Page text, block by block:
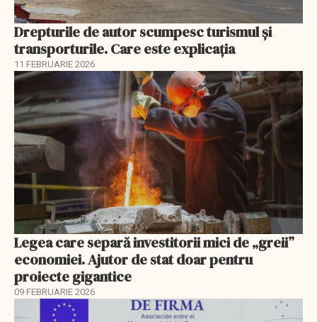
Drepturile de autor scumpesc turismul și
transporturile. Care este explicația
11 FEBRUARIE 2026
Legea care separă investitorii mici de „greii”
economiei. Ajutor de stat doar pentru
proiecte gigantice
09 FEBRUARIE 2026